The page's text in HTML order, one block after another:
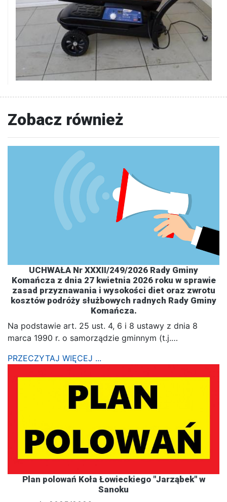
Zobacz również
UCHWAŁA Nr XXXII/249/2026 Rady Gminy
Komańcza z dnia 27 kwietnia 2026 roku w sprawie
zasad przyznawania i wysokości diet oraz zwrotu
kosztów podróży służbowych radnych Rady Gminy
Komańcza.
Na podstawie art. 25 ust. 4, 6 i 8 ustawy z dnia 8
marca 1990 r. o samorządzie gminnym (t.j.…
PRZECZYTAJ WIĘCEJ ...
Plan polowań Koła Łowieckiego "Jarząbek" w
Sanoku